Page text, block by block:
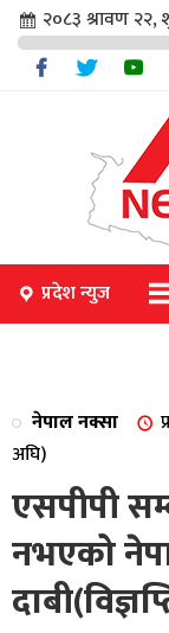
२०८३ श्रावण २२,
प्रदेश न्युज
नेपाल नक्सा
अघि)
एसपीपी
नभएको